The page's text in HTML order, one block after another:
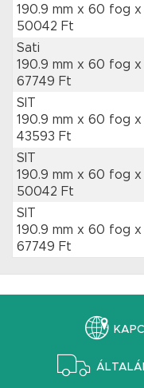
190.9 mm x 60 fog x
50042 Ft
Sati
190.9 mm x 60 fog x
67749 Ft
SIT
190.9 mm x 60 fog x
43593 Ft
SIT
190.9 mm x 60 fog x
50042 Ft
SIT
190.9 mm x 60 fog x
67749 Ft